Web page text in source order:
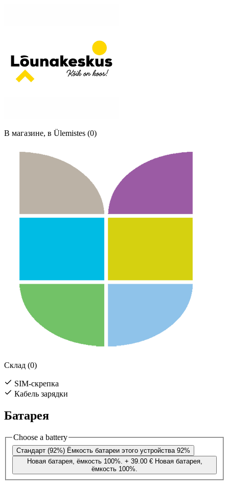
В магазине, в Ülemistes (0)
Склад (0)
SIM-скрепка
Кабель зарядки
Батарея
Choose a battery
Стандарт (92%) Ёмкость батареи этого устройства 92%
Новая батарея, ёмкость 100%. + 39.00 € Новая батарея,
ёмкость 100%.